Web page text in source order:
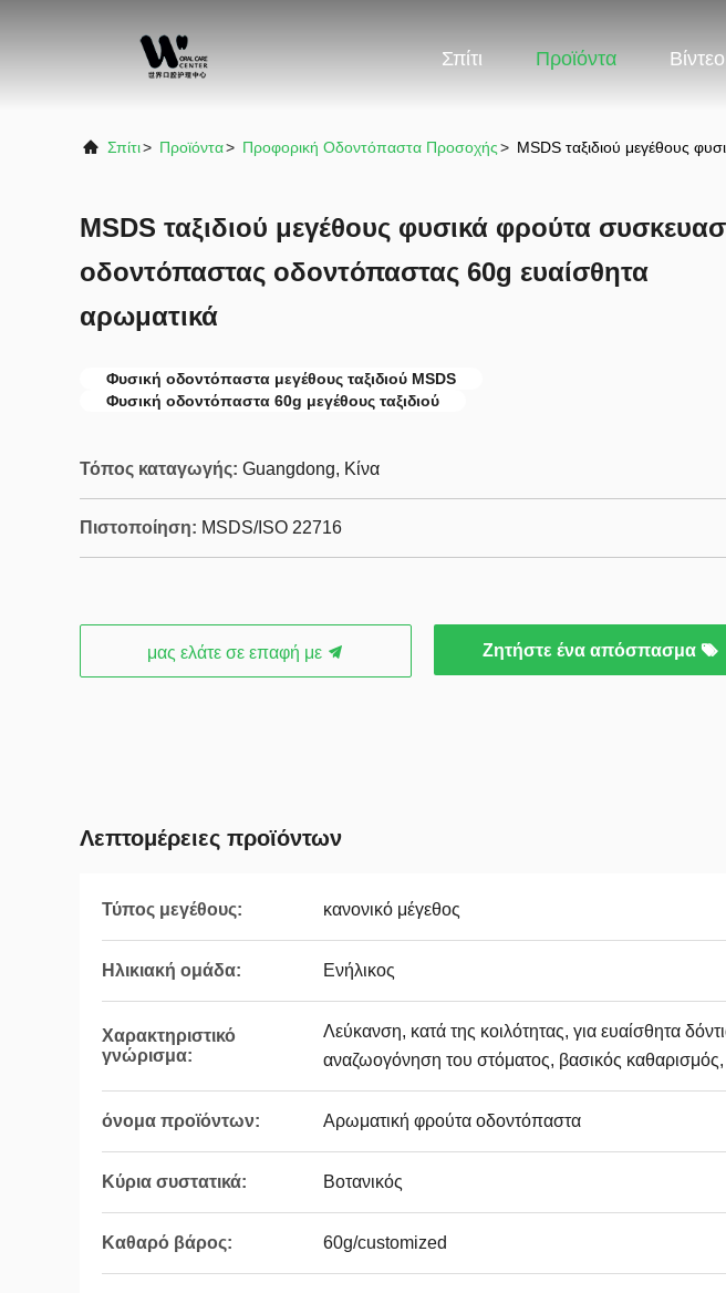
Σπίτι Προϊόντα Βίντεο
Σπίτι> Προϊόντα> Προφορική Οδοντόπαστα Προσοχής> MSDS ταξιδιού μεγέθους
MSDS ταξιδιού μεγέθους φυσικά φρούτα
οδοντόπαστας οδοντόπαστας 60g ευαίσθητα
αρωματικά
Φυσική οδοντόπαστα μεγέθους ταξιδιού MSDS
Φυσική οδοντόπαστα 60g μεγέθους ταξιδιού
Τόπος καταγωγής: Guangdong, Κίνα
Πιστοποίηση: MSDS/ISO 22716
μας ελάτε σε επαφή με Ζητήστε ένα απόσπασμα
Λεπτομέρειες προϊόντων
Τύπος μεγέθους: κανονικό μέγεθος
Ηλικιακή ομάδα: Ενήλικος
Χαρακτηριστικό
γνώρισμα:
Λεύκανση, κατά της κοιλότητας, για ευαίσθητα
αναζωογόνηση του στόματος, βασικός καθαρισμός,
όνομα προϊόντων: Αρωματική φρούτα οδοντόπαστα
Κύρια συστατικά: Βοτανικός
Καθαρό βάρος: 60g/customized